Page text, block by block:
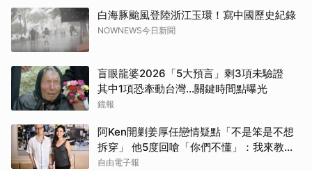
白海豚颱風登陸浙江玉環！寫中國歷史紀錄
NOWNEWS今日新聞
盲眼龍婆2026「5大預言」剩3項未驗證
其中1項恐牽動台灣...關鍵時間點曝光
鏡報
阿Ken開剿姜厚任戀情疑點「不是笨是不想
拆穿」 他5度回嗆「你們不懂」：我來教育
你們
自由電子報